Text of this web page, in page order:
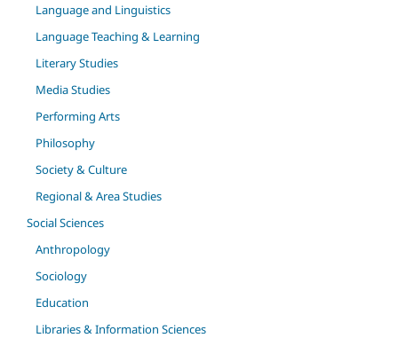
Language and Linguistics
Language Teaching & Learning
Literary Studies
Media Studies
Performing Arts
Philosophy
Society & Culture
Regional & Area Studies
Social Sciences
Anthropology
Sociology
Education
Libraries & Information Sciences